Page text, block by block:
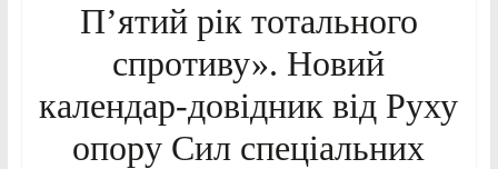
П’ятий рік тотального
спротиву». Новий
календар-довідник від Руху
опору Сил спеціальних